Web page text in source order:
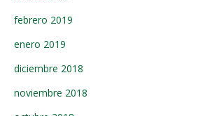
febrero 2019
enero 2019
diciembre 2018
noviembre 2018